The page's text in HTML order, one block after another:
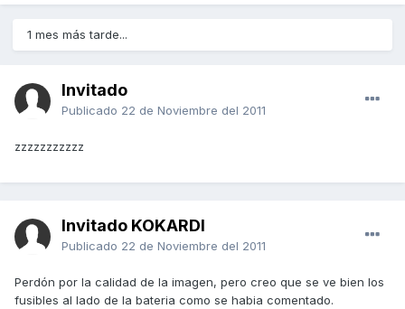
1 mes más tarde...
Invitado
Publicado 22 de Noviembre del 2011
zzzzzzzzzzz
Invitado KOKARDI
Publicado 22 de Noviembre del 2011
Perdón por la calidad de la imagen, pero creo que se ve bien los
fusibles al lado de la bateria como se habia comentado.